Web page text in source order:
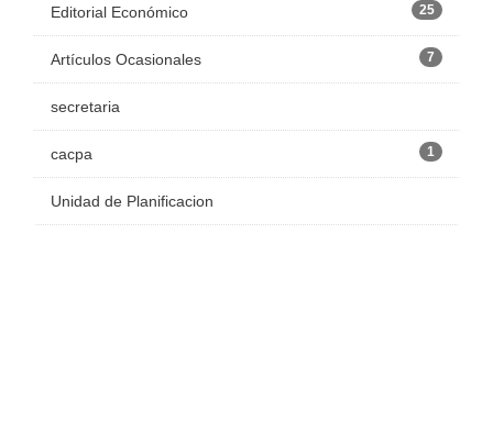
Editorial Económico 25
Artículos Ocasionales 7
secretaria
cacpa 1
Unidad de Planificacion